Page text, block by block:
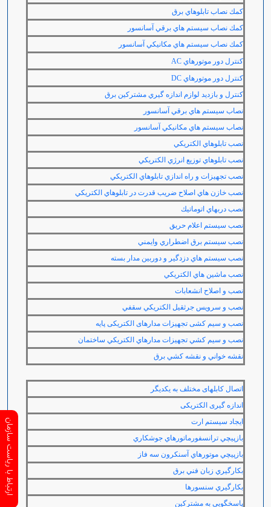
كمك نصاب تابلوهاي برق
كمك نصاب سيستم هاي برقي آسانسور
كمك نصاب سيستم هاي مكانيكي آسانسور
كنترل دور موتورهاي AC
كنترل دور موتورهاي DC
كنترل و بازديد لوازم اندازه گيري مشتركين برق
نصاب سيستم هاي برقي آسانسور
نصاب سيستم هاي مكانيكي آسانسور
نصب تابلوهاي الكتريكي
نصب تابلوهاي توزيع انرژي الكتريكي
نصب تجهيزات و راه اندازي تابلوهاي الكتريكي
نصب خازن هاي اصلاح ضريب قدرت در تابلوهاي الكتريكي
نصب دربهاي اتوماتيك
نصب سيستم اعلام حريق
نصب سيستم برق اضطراري وايمني
نصب سيستم هاي دزدگير و دوربين مدار بسته
نصب ماشين هاي الكتريكي
نصب و اصلاح انشعابات
نصب و سرويس جرثقيل الكتريكي سقفي
نصب و سیم کشی تجهیزات مدارهای الکتریکی پایه
نصب و سيم كشي تجهيزات مدارهاي الكتريكي ساختمان
نقشه خواني و نقشه كشي برق
اتصال کابلهای مختلف به یکدیگر
اندازه گیری الکتریکی
ايجاد سيستم ارت
بازپيچي ترانسفورماتورهاي جوشكاري
بازپيچي موتورهاي آسنكرون سه فاز
بكارگيري زبان فني برق
بكارگيري سنسورها
پاسخگویی به مشترکین
ارتباط با ریاست سازمان